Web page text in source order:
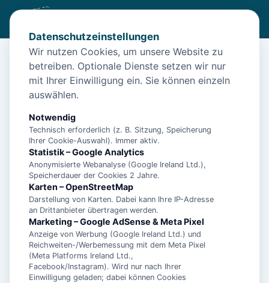
Diese Unterkunft ist aktuell nicht
buchbar
Unterkünfte in der Nähe
Bernd Bahde, Ferienhaus
Bernd Bahde, Ferienhaus - Ferienhaus,
Dusche, Wc, 2 Schlafräume
Dat Moorhuus mit Fasssauna
Datenschutzeinstellungen
Wir nutzen Cookies, um unsere Website zu
betreiben. Optionale Dienste setzen wir nur
mit Ihrer Einwilligung ein. Sie können einzeln
auswählen.
Notwendig
Technisch erforderlich (z. B. Sitzung, Speicherung
Ihrer Cookie-Auswahl). Immer aktiv.
Statistik – Google Analytics
Anonymisierte Webanalyse (Google Ireland Ltd.),
Speicherdauer der Cookies 2 Jahre.
Karten – OpenStreetMap
Darstellung von Karten. Dabei kann Ihre IP-Adresse
an Drittanbieter übertragen werden.
Marketing – Google AdSense & Meta Pixel
Anzeige von Werbung (Google Ireland Ltd.) und
Reichweiten-/Werbemessung mit dem Meta Pixel
(Meta Platforms Ireland Ltd.,
Facebook/Instagram). Wird nur nach Ihrer
Einwilligung geladen; dabei können Cookies